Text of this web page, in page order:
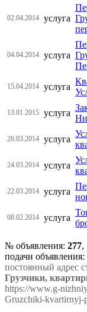
02.04.2014 услуга
04.04.2014 услуга
15.04.2014 услуга
13.01.2015 услуга
26.03.2014 услуга
24.03.2014 услуга
22.03.2014 услуга
08.02.2014 услуга
№ объявления: 277,
подачи объявления:
постоянный адрес
Грузчики,
https://www.g-
Gruzchiki-kvartirnyj-